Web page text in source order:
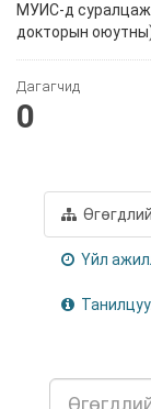
МУИС-д суралцаж
докторын
Дагагчид
0
Үйл